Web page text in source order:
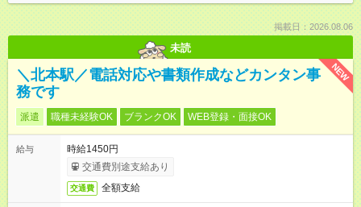
掲載日：2026.08.06
未読
NEW
＼北本駅／電話対応や書類作成などカンタン事
務です
派遣 職種未経験OK ブランクOK WEB登録・面接OK
給与
時給1450円
交通費別途支給あり
交通費 全額支給